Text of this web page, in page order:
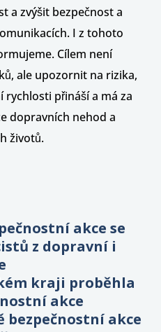
a zvýšit bezpečnost a
I z tohoto
Cílem není
ale upozornit na rizika,
přináší a má za
dopravních nehod a
životů.
akce se
z dopravní i
kraji proběhla
akce
bezpečnostní akce